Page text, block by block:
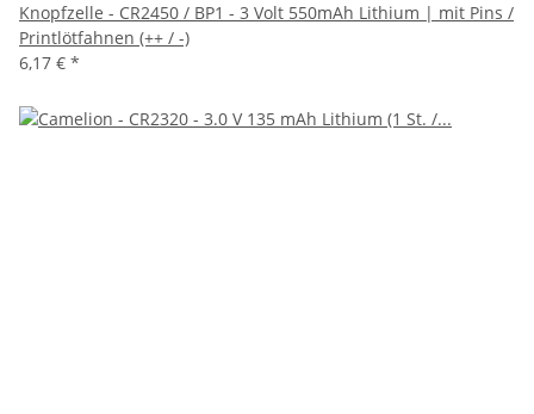
Knopfzelle - CR2450 / BP1 - 3 Volt 550mAh Lithium | mit Pins /
Printlötfahnen (++ / -)
6,17 € *